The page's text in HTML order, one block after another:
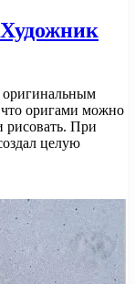
оригинальным
оригами можно
рисовать. При
целую